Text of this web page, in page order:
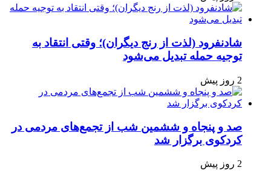
شادنفرود (لذت از رنج دیگران)؛ وقتی انتقاد به
توجیه حمله تبدیل می‌شود
2 روز پیش
صد و پنجاه‌ و ششمین شب از تجمع‌های مردمی در
کردکوی برگزار شد
2 روز پیش